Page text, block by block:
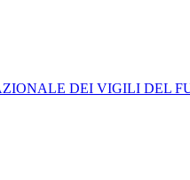
DEI VIGILI DEL